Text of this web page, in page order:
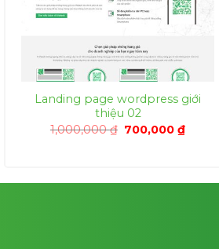
Landing page wordpress giới
thiệu 02
1,000,000₫ Giá
700,000₫Giá